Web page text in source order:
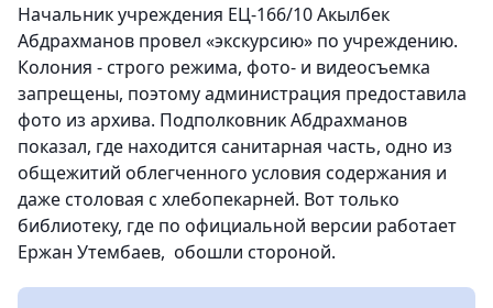
Начальник учреждения ЕЦ-166/10 Акылбек
Абдрахманов провел «экскурсию» по учреждению.
Колония - строго режима, фото- и видеосъемка
запрещены, поэтому администрация предоставила
фото из архива. Подполковник Абдрахманов
показал, где находится санитарная часть, одно из
общежитий облегченного условия содержания и
даже столовая с хлебопекарней. Вот только
библиотеку, где по официальной версии работает
Ержан Утембаев, обошли стороной.